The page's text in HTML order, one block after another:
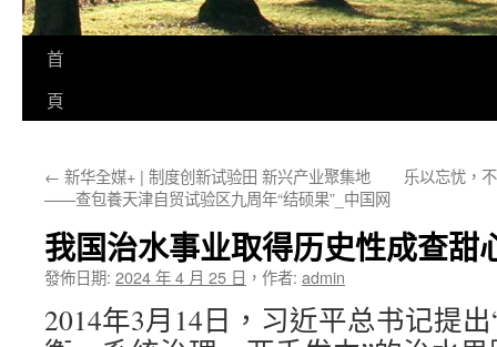
首
頁
← 新华全媒+ | 制度创新试验田 新兴产业聚集地
——查包養天津自贸试验区九周年“结硕果”_中国网
乐以忘忧，
我国治水事业取得历史性成查甜
發佈日期: 2024 年 4 月 25 日 ， 作者: admin
2014年3月14日，习近平总书记提